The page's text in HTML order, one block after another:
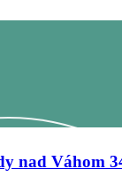
nad Váhom